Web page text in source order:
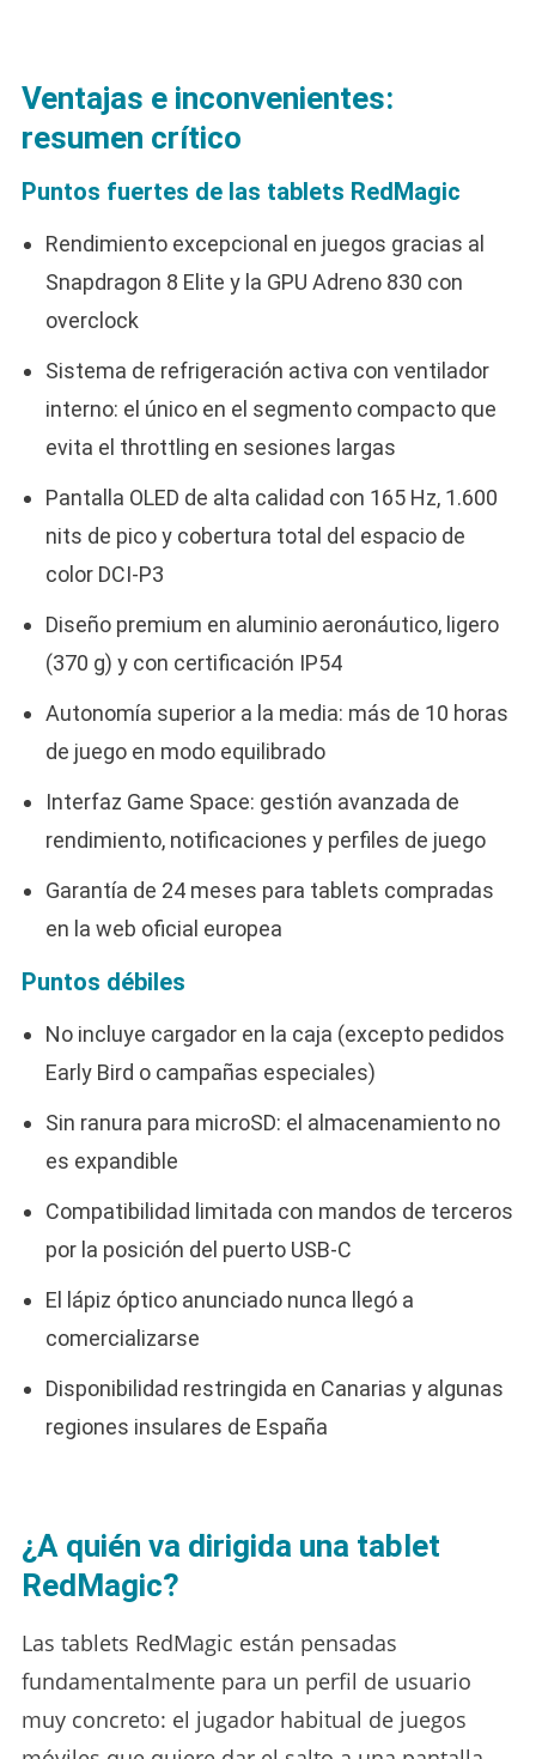
Ventajas e inconvenientes:
resumen crítico
Puntos fuertes de las tablets RedMagic
Rendimiento excepcional en juegos gracias al
Snapdragon 8 Elite y la GPU Adreno 830 con
overclock
Sistema de refrigeración activa con ventilador
interno: el único en el segmento compacto que
evita el throttling en sesiones largas
Pantalla OLED de alta calidad con 165 Hz, 1.600
nits de pico y cobertura total del espacio de
color DCI-P3
Diseño premium en aluminio aeronáutico, ligero
(370 g) y con certificación IP54
Autonomía superior a la media: más de 10 horas
de juego en modo equilibrado
Interfaz Game Space: gestión avanzada de
rendimiento, notificaciones y perfiles de juego
Garantía de 24 meses para tablets compradas
en la web oficial europea
Puntos débiles
No incluye cargador en la caja (excepto pedidos
Early Bird o campañas especiales)
Sin ranura para microSD: el almacenamiento no
es expandible
Compatibilidad limitada con mandos de terceros
por la posición del puerto USB-C
El lápiz óptico anunciado nunca llegó a
comercializarse
Disponibilidad restringida en Canarias y algunas
regiones insulares de España
¿A quién va dirigida una tablet
RedMagic?
Las tablets RedMagic están pensadas
fundamentalmente para un perfil de usuario
muy concreto: el jugador habitual de juegos